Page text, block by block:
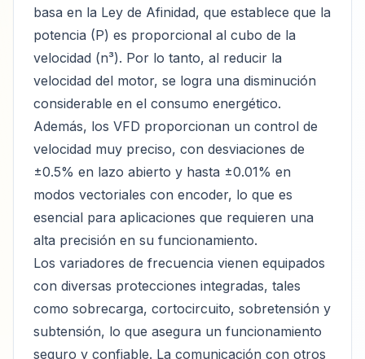
basa en la Ley de Afinidad, que establece que la
potencia (P) es proporcional al cubo de la
velocidad (n³). Por lo tanto, al reducir la
velocidad del motor, se logra una disminución
considerable en el consumo energético.
Además, los VFD proporcionan un control de
velocidad muy preciso, con desviaciones de
±0.5% en lazo abierto y hasta ±0.01% en
modos vectoriales con encoder, lo que es
esencial para aplicaciones que requieren una
alta precisión en su funcionamiento.
Los variadores de frecuencia vienen equipados
con diversas protecciones integradas, tales
como sobrecarga, cortocircuito, sobretensión y
subtensión, lo que asegura un funcionamiento
seguro y confiable. La comunicación con otros